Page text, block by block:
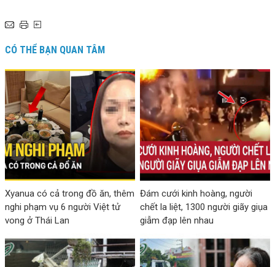
CÓ THỂ BẠN QUAN TÂM
Xyanua có cả trong đồ ăn, thêm
nghi phạm vụ 6 người Việt tử
vong ở Thái Lan
Đám cưới kinh hoàng, người
chết la liệt, 1300 người giãy giụa
giẫm đạp lên nhau